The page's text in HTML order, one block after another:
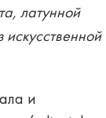
латунной
и